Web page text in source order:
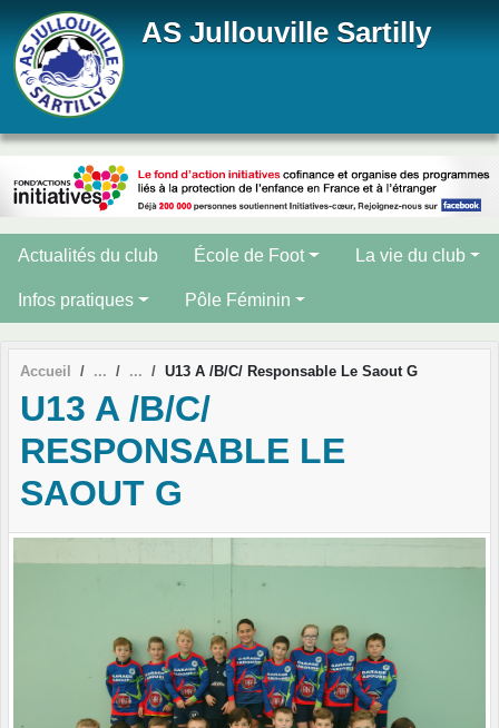
AS Jullouville Sartilly
Actualités du club École de Foot La vie du club
Infos pratiques Pôle Féminin
Accueil U13 A /B/C/ Responsable Le Saout G
U13 A /B/C/
RESPONSABLE LE
SAOUT G
Panneau de gestion des cookies